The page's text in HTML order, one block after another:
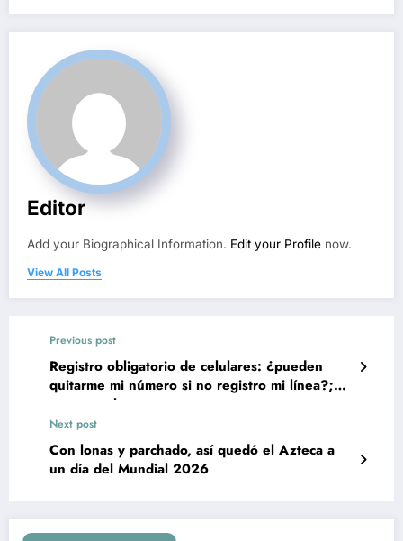
Editor
Add your Biographical Information. Edit your Profile now.
View All Posts
Previous post
Registro obligatorio de celulares: ¿pueden
quitarme mi número si no registro mi línea?;
esto se sabe
Next post
Con lonas y parchado, así quedó el Azteca a
un día del Mundial 2026